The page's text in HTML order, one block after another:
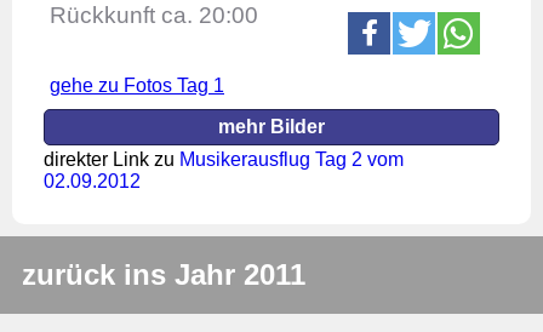
Rückkunft ca. 20:00
gehe zu Fotos Tag 1
mehr Bilder
direkter Link zu Musikerausflug Tag 2 vom
02.09.2012
zurück ins Jahr 2011